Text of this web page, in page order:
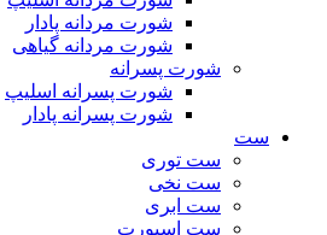
شورت مردانه پادار
شورت مردانه گیاهی
شورت پسرانه
شورت پسرانه اسلیپ
شورت پسرانه پادار
ست
ست توری
ست نخی
ست ابری
ست اسپورت